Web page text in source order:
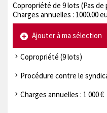
Copropriété de 9 lots (Pas
Charges annuelles : 1000.00
Ajouter à ma sélection
Copropriété (9 lots)
Procédure contre le
Charges annuelles : 1 000 €